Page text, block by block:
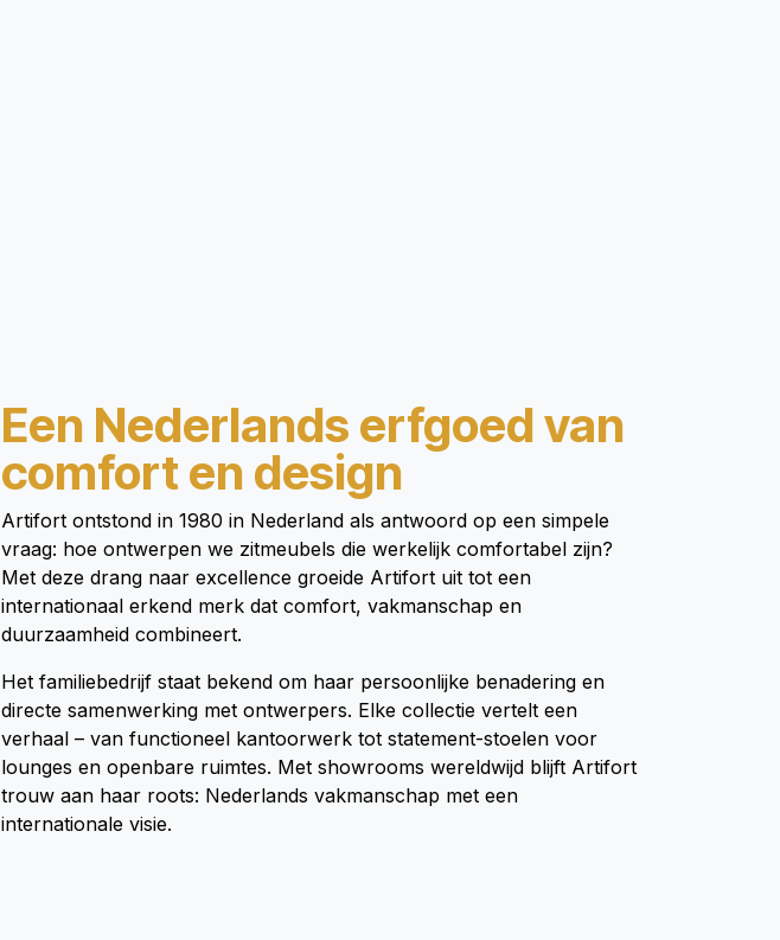
Een Nederlands erfgoed van
comfort en design
Artifort ontstond in 1980 in Nederland als antwoord op een simpele
vraag: hoe ontwerpen we zitmeubels die werkelijk comfortabel zijn?
Met deze drang naar excellence groeide Artifort uit tot een
internationaal erkend merk dat comfort, vakmanschap en
duurzaamheid combineert.
Het familiebedrijf staat bekend om haar persoonlijke benadering en
directe samenwerking met ontwerpers. Elke collectie vertelt een
verhaal – van functioneel kantoorwerk tot statement-stoelen voor
lounges en openbare ruimtes. Met showrooms wereldwijd blijft Artifort
trouw aan haar roots: Nederlands vakmanschap met een
internationale visie.